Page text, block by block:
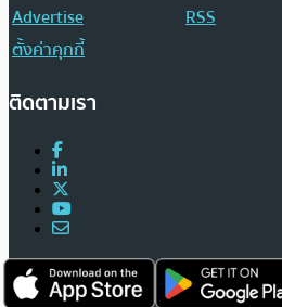
Advertise
RSS
ตั้งค่าคุกกี้
ติดตามเรา